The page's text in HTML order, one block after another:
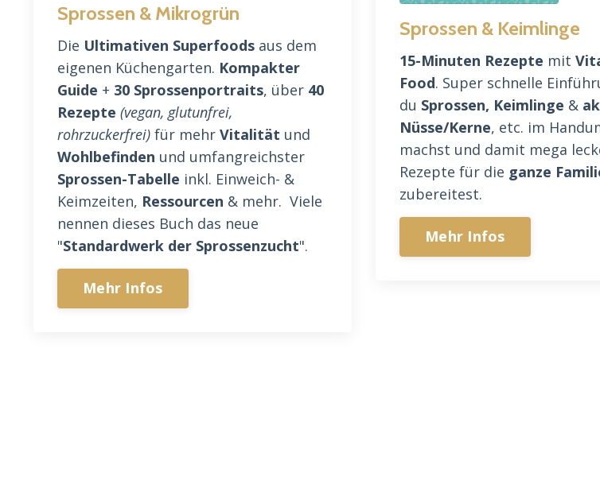
Sprossen & Mikrogrün
Die Ultimativen Superfoods aus dem
eigenen Küchengarten. Kompakter
Guide + 30 Sprossenportraits, über 40
Rezepte (vegan, glutunfrei,
rohrzuckerfrei) für mehr Vitalität und
Wohlbefinden und umfangreichster
Sprossen-Tabelle inkl. Einweich- &
Keimzeiten, Ressourcen & mehr. Viele
nennen dieses Buch das neue
"Standardwerk der Sprossenzucht".
Mehr Infos
Sprossen & Keimlinge
15-Minuten Rezepte mit
Food. Super schnelle
du Sprossen, Keimlinge &
Nüsse/Kerne, etc. im
machst und damit mega
Rezepte für die ganze
zubereitest.
Mehr Infos